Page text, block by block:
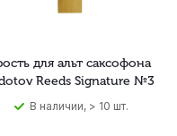
для альт саксофона
Reeds Signature №3
В наличии, > 10 шт.